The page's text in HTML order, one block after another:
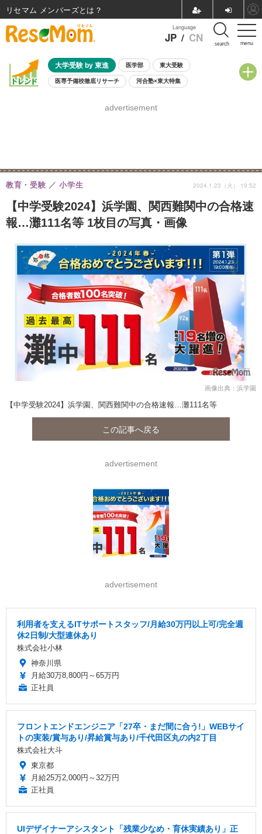
menu
Language
JP / CN search
大学受験 by 東進 医学部 東大受験
医専予備校徹底リサーチ 河合塾×東大特集
8月開催学校説明会・相談会
advertisement
【中学受験2024】浜学園、関西難関中の合格速
報…灘111名等 1枚目の写真・画像
教育・受験 小学生 2024.1.23（火） 19:52
画像出典：浜学園
【中学受験2024】浜学園、関西難関中の合格速報…灘111名等
この記事へ戻る
advertisement
advertisement
利用者を支えるITサポートスタッフ/月給30万円以上可/完全週
休2日制/大型連休あり
株式会社小林
神奈川県
月給30万8,800円～65万円
正社員
フロントエンドエンジニア「27卒・まだ間に合う!」WEBサイ
トの実装/賞与あり/昇給賞与あり/千代田区丸の内2丁目
株式会社大斗
東京都
月給25万2,000円～32万円
正社員
UIデザイナーアシスタント「残業少なめ・育休実績あり」正
リセマム メンバーズ